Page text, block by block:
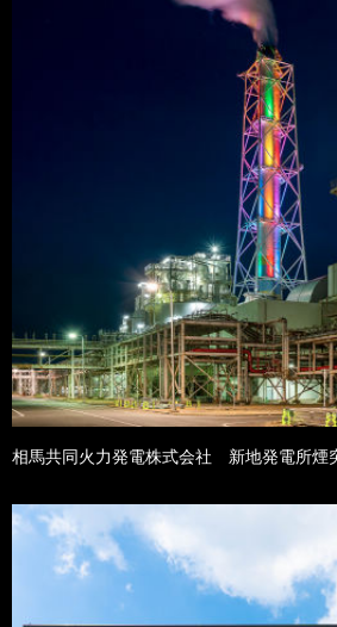
相馬共同火力発電株式会社 新地発電所煙